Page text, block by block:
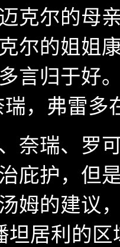
克尔的母
尔的姐姐
言归于好
瑞，弗雷
奈瑞、罗
庇护，但
姆的建议
坦居利的